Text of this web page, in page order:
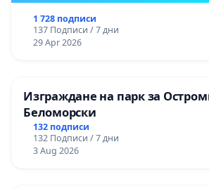
1 728 подписи
137 Подписи / 7 дни
29 Apr 2026
Изграждане на парк за
Беломорски
132 подписи
132 Подписи / 7 дни
3 Aug 2026